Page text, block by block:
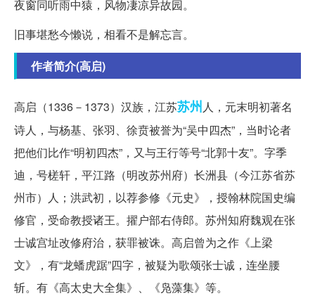
夜窗同听雨中猿，风物凄凉异故园。
旧事堪愁今懒说，相看不是解忘言。
作者简介(高启)
高启（1336－1373）汉族，江苏苏州人，元末明初著名
诗人，与杨基、张羽、徐贲被誉为“吴中四杰”，当时论者
把他们比作“明初四杰”，又与王行等号“北郭十友”。字季
迪，号槎轩，平江路（明改苏州府）长洲县（今江苏省苏
州市）人；洪武初，以荐参修《元史》，授翰林院国史编
修官，受命教授诸王。擢户部右侍郎。苏州知府魏观在张
士诚宫址改修府治，获罪被诛。高启曾为之作《上梁
文》，有“龙蟠虎踞”四字，被疑为歌颂张士诚，连坐腰
斩。有《高太史大全集》、《凫藻集》等。